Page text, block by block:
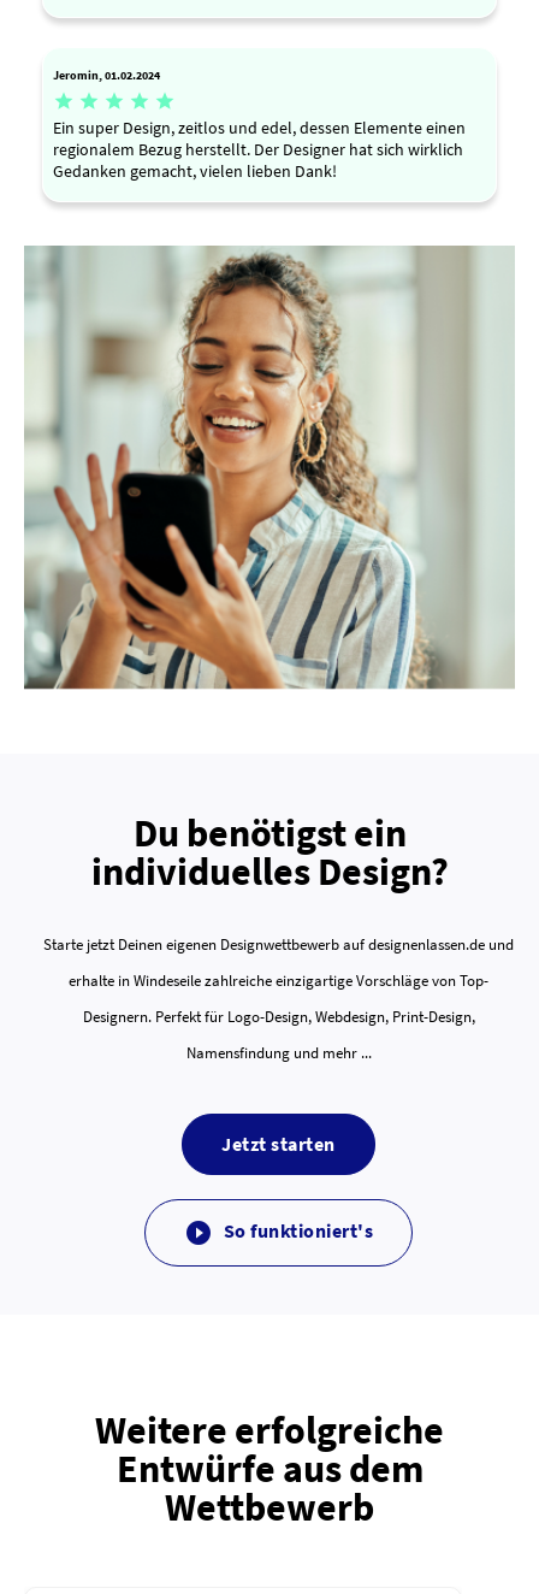
Jeromin, 01.02.2024
    
Ein super Design, zeitlos und edel, dessen Elemente einen
regionalem Bezug herstellt. Der Designer hat sich wirklich
Gedanken gemacht, vielen lieben Dank!
Du benötigst ein
individuelles Design?
Starte jetzt Deinen eigenen Designwettbewerb auf designenlassen.de und
erhalte in Windeseile zahlreiche einzigartige Vorschläge von Top-
Designern. Perfekt für Logo-Design, Webdesign, Print-Design,
Namensfindung und mehr ...
Jetzt starten
 So funktioniert's
Weitere erfolgreiche
Entwürfe aus dem
Wettbewerb